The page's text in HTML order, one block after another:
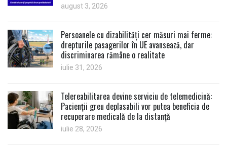
august 3, 2026
Persoanele cu dizabilități cer măsuri mai ferme:
drepturile pasagerilor în UE avansează, dar
discriminarea rămâne o realitate
iulie 31, 2026
Telereabilitarea devine serviciu de telemedicină:
Pacienții greu deplasabili vor putea beneficia de
recuperare medicală de la distanță
iulie 28, 2026